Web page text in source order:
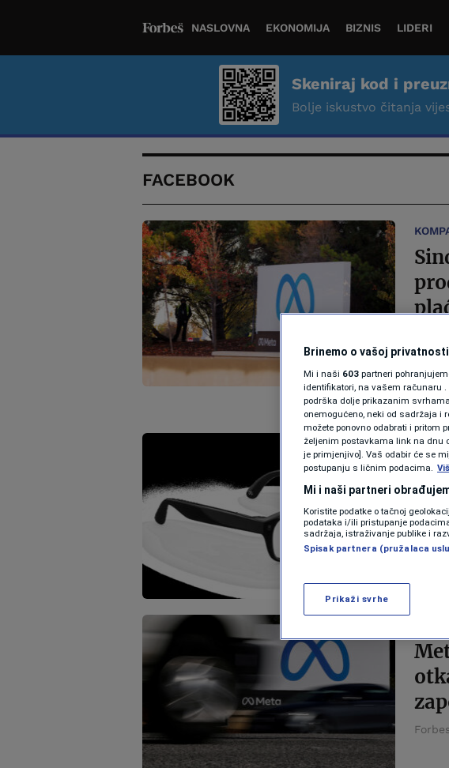
NASLOVNA EKONOMIJA BIZNIS LIDERI
Skeniraj kod i
Bolje iskustvo čitanja
FACEBOOK
Brinemo o vašoj privatnosti
Mi i naši 603 partneri
identifikatori, na vašem računaru
podrška dolje prikazanim
onemogućeno, neki od sadržaja i
možete ponovno odabrati i pritom
željenim postavkama link na dnu
je primjenjivo]. Vaš odabir će se
postupanju s ličnim podacima.
Mi i naši partneri
Koristite podatke o tačnoj
podataka i/ili pristupanje
sadržaja, istraživanje publike i
Spisak partnera (pružalaca
Prikaži svrhe